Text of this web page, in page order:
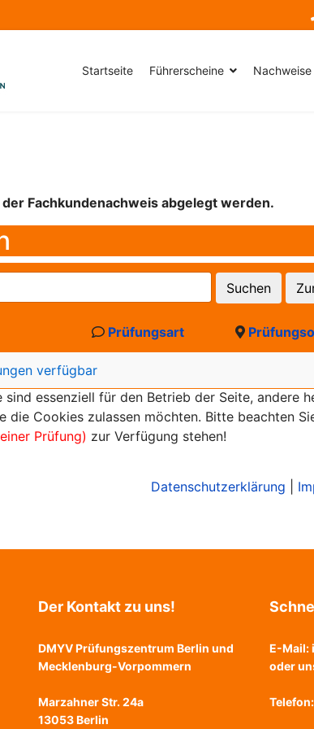
Startseite Führerscheine Nachweise
Fachkundenachweis abgelegt werden.
Suchen
Prüfungsart
verfügbar
Der Kontakt zu uns!
DMYV Prüfungszentrum Berlin und
Mecklenburg-Vorpommern
Marzahner Str. 24a
13053 Berlin
E-Mail:
oder
essenziell für den Betrieb der Seite,
die Cookies zulassen möchten. Bitte beachten
Prüfung) zur Verfügung stehen!
Datenschutzerklärung